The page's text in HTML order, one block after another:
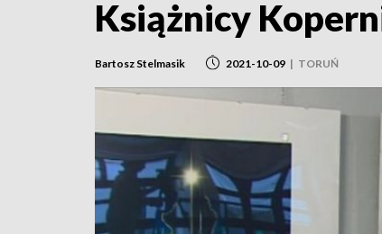
Książnicy
Bartosz Stelmasik 2021-10-09 | TORUŃ